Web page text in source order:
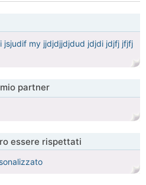
jsjudif my jjdjdjjdjdud jdjdi jdjfj jfjfj
partner
essere rispettati